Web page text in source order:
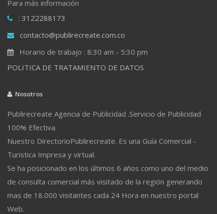
Para más información
: 3122288173
contacto@publirecreate.com.co
Horario de trabajo : 8:30 am - 5:30 pm
POLITICA DE TRATAMIENTO DE DATOS
Nosotros
Publirecreate Agencia de Publicidad .Servicio de Publicidad
100% Efectiva.
Nuestro DirectorioPublirecreate. Es una Guía Comercial -
Turistica Impresa y virtual.
Se ha posicionado en los últimos 6 años como uno del medio
de consulta comercial más visitado de la región generando
mas de 18.000 visitantes cada 24 Hora en nuestro portal
Web.